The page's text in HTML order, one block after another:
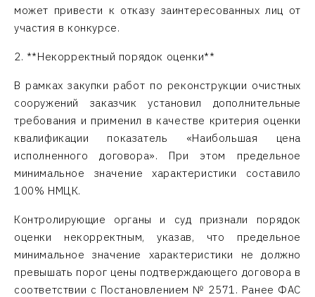
может привести к отказу заинтересованных лиц от
участия в конкурсе.
2. **Некорректный порядок оценки**
В рамках закупки работ по реконструкции очистных
сооружений заказчик установил дополнительные
требования и применил в качестве критерия оценки
квалификации показатель «Наибольшая цена
исполненного договора». При этом предельное
минимальное значение характеристики составило
100% НМЦК.
Контролирующие органы и суд признали порядок
оценки некорректным, указав, что предельное
минимальное значение характеристики не должно
превышать порог цены подтверждающего договора в
соответствии с Постановлением № 2571. Ранее ФАС